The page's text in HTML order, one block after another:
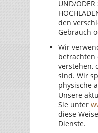
UND/ODER
den
Gebrauch
Wir
betrachten
verstehen,
sind. Wir
physische
Unsere
Sie unter
diese
Dienste.